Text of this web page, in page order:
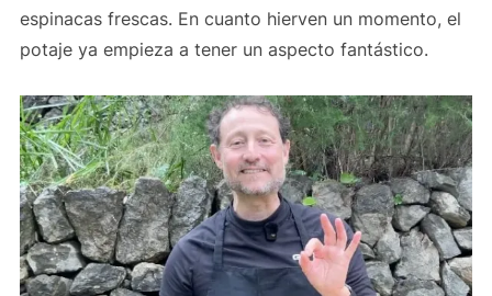
espinacas frescas. En cuanto hierven un momento, el
potaje ya empieza a tener un aspecto fantástico.